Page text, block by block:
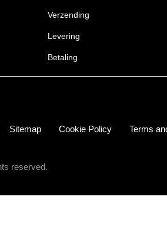
Verzending
Levering
Betaling
Sitemap Cookie Policy Terms
reserved.